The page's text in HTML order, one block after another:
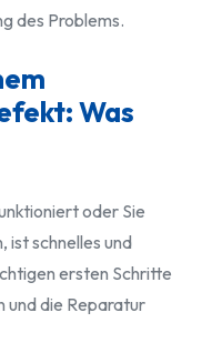
des Problems.
Was
oder Sie
ist schnelles und
ersten Schritte
und die Reparatur